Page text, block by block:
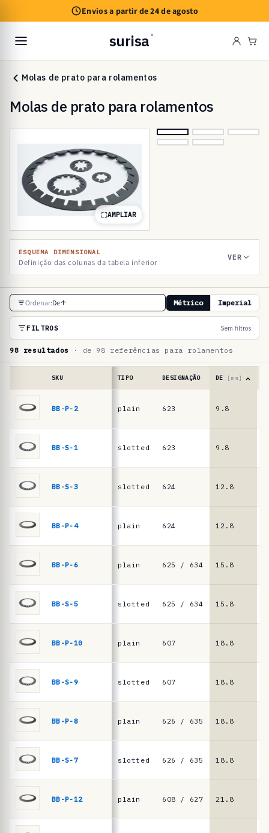
conteúdo
Envios a partir de 24 de agosto
surisa ®
Molas de prato para rolamentos
Molas de prato para rolamentos
AMPLIAR
ESQUEMA DIMENSIONAL
Definição das colunas da tabela inferior
VER
T
a
e
l
f
ê
c
s
p
a
Ordenar:De Métrico Imperial
FILTROS Sem filtros
98 resultados · de 98 referências para rolamentos
molas
prato
para
rolamentos
SKU TIPO DESIGNAÇÃO DE [mm]
BB-P-2 plain 623 9.8
BB-S-1 slotted 623 9.8
BB-S-3 slotted 624 12.8
BB-P-4 plain 624 12.8
BB-P-6 plain 625 / 634 15.8
BB-S-5 slotted 625 / 634 15.8
BB-P-10 plain 607 18.8
BB-S-9 slotted 607 18.8
BB-P-8 plain 626 / 635 18.8
BB-S-7 slotted 626 / 635 18.8
BB-P-12 plain 608 / 627 21.8